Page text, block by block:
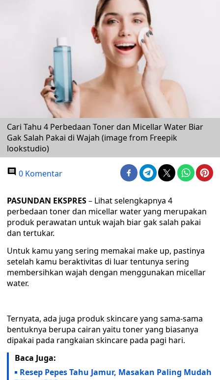
Cari Tahu 4 Perbedaan Toner dan Micellar Water Biar
Gak Salah Pakai di Wajah (image from Freepik
lookstudio)
0 Komentar
PASUNDAN EKSPRES– Lihat selengkapnya 4
perbedaan toner dan micellar water yang merupakan
produk perawatan untuk wajah biar gak salah pakai
dan tertukar.
Untuk kamu yang sering memakai make up, pastinya
setelah kamu beraktivitas di luar tentunya sering
membersihkan wajah dengan menggunakan micellar
water.
Ternyata, ada juga produk skincare yang sama-sama
bentuknya berupa cairan yaitu toner yang biasanya
dipakai pada rangkaian skincare pada pagi hari.
Baca Juga:
Resep Pepes Tahu Jamur, Masakan Paling Mudah